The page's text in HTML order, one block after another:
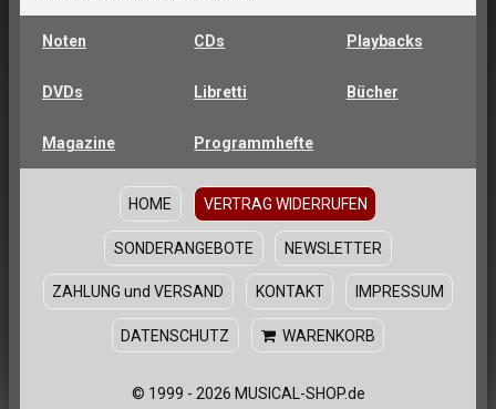
Noten CDs Playbacks
DVDs Libretti Bücher
Magazine Programmhefte
HOME VERTRAG WIDERRUFEN
SONDERANGEBOTE NEWSLETTER
ZAHLUNG und VERSAND KONTAKT IMPRESSUM
DATENSCHUTZ WARENKORB
© 1999 - 2026 MUSICAL-SHOP.de